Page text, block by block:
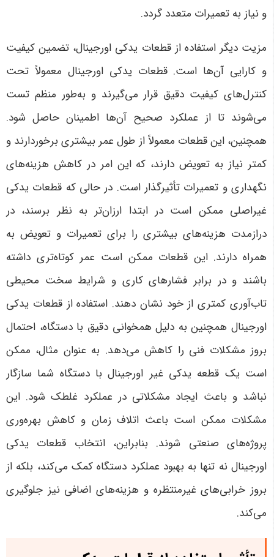
و نیاز به تعمیرات متعدد گردد.
مزیت دیگر استفاده از قطعات یدکی اورجینال، تضمین کیفیت
و کارایی آن‌ها است. قطعات یدکی اورجینال معمولاً تحت
کنترل‌های کیفیت دقیق قرار می‌گیرند و به‌طور منظم تست
می‌شوند تا از عملکرد صحیح آن‌ها اطمینان حاصل شود.
همچنین، این قطعات معمولاً از طول عمر بیشتری برخوردارند و
کمتر نیاز به تعویض دارند، که این امر در کاهش هزینه‌های
نگهداری و تعمیرات تأثیرگذار است. در حالی که قطعات یدکی
غیراصلی ممکن است در ابتدا ارزان‌تر به نظر برسند، در
درازمدت هزینه‌های بیشتری را برای تعمیرات و تعویض به
همراه دارند. این قطعات ممکن است عمر کوتاه‌تری داشته
باشند و در برابر فشارهای کاری و شرایط سخت محیطی
تاب‌آوری کمتری از خود نشان دهند. استفاده از قطعات یدکی
اورجینال همچنین به دلیل همخوانی دقیق با دستگاه، احتمال
بروز مشکلات فنی را کاهش می‌دهد. به عنوان مثال، ممکن
است یک قطعه یدکی غیر اورجینال با دستگاه شما سازگار
نباشد و باعث ایجاد مشکلاتی در عملکرد غلطک شود. این
مشکلات ممکن است باعث اتلاف زمان و کاهش بهره‌وری
پروژه‌های صنعتی شوند. بنابراین، انتخاب قطعات یدکی
اورجینال نه تنها به بهبود عملکرد دستگاه کمک می‌کند، بلکه از
بروز خرابی‌های غیرمنتظره و هزینه‌های اضافی نیز جلوگیری
می‌کند.